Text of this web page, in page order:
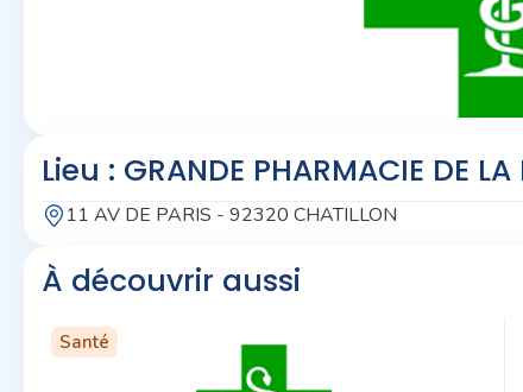
Lieu : GRANDE PHARMACIE DE LA
11 AV DE PARIS - 92320 CHATILLON
À découvrir aussi
Santé